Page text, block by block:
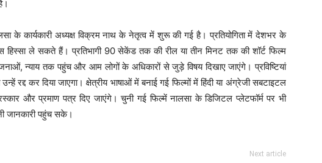
के कार्यकारी अध्यक्ष विक्रम नाथ के नेतृत्व में शुरू की गई है। प्रतियोगिता में देशभर के
ले सकते हैं। प्रतिभागी 90 सेकेंड तक की रील या तीन मिनट तक की शॉर्ट फिल्म
न्याय तक पहुंच और आम लोगों के अधिकारों से जुड़े विषय दिखाए जाएंगे। प्रविष्टियां
रद्द कर दिया जाएगा। क्षेत्रीय भाषाओं में बनाई गई फिल्मों में हिंदी या अंग्रेजी सबटाइटल
और प्रमाण पत्र दिए जाएंगे। चुनी गई फिल्में नालसा के डिजिटल प्लेटफॉर्म पर भी
जानकारी पहुंच सके।
Next article